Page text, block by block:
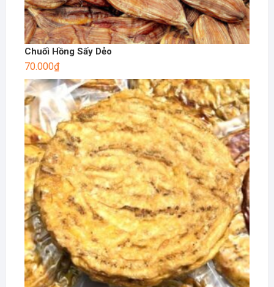
Chuối Hồng Sấy Dẻo
70.000₫